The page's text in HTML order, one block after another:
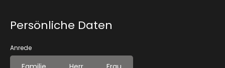
Persönliche Daten
Anrede